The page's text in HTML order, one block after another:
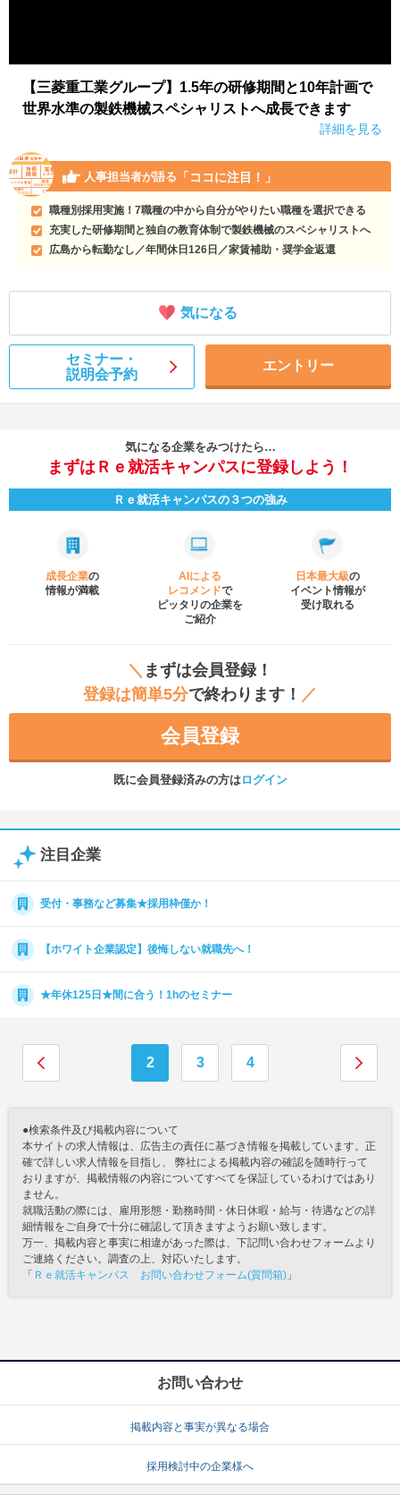
【三菱重工業グループ】1.5年の研修期間と10年計画で
世界水準の製鉄機械スペシャリストへ成長できます
詳細を見る
人事担当者が語る 「ココに注目！」
職種別採用実施！7職種の中から自分がやりたい職種を選択できる
充実した研修期間と独自の教育体制で製鉄機械のスペシャリストへ
広島から転勤なし／年間休日126日／家賃補助・奨学金返還
気になる
セミナー・
説明会予約
エントリー
気になる企業をみつけたら…
まずはＲｅ就活キャンパスに登録しよう！
Ｒｅ就活キャンパスの３つの強み
成長企業の
情報が満載
AIによる
レコメンドで
ピッタリの企業を
ご紹介
日本最大級の
イベント情報が
受け取れる
＼ まずは会員登録！
登録は簡単5分で終わります！ ／
会員登録
既に会員登録済みの方はログイン
注目企業
受付・事務など募集★採用枠僅か！
【ホワイト企業認定】後悔しない就職先へ！
★年休125日★間に合う！1hのセミナー
2 3 4
●検索条件及び掲載内容について
本サイトの求人情報は、広告主の責任に基づき情報を掲載しています。正
確で詳しい求人情報を目指し、 弊社による掲載内容の確認を随時行って
おりますが、掲載情報の内容についてすべてを保証しているわけではあり
ません。
就職活動の際には、雇用形態・勤務時間・休日休暇・給与・待遇などの詳
細情報をご自身で十分に確認して頂きますようお願い致します。
万一、掲載内容と事実に相違があった際は、下記問い合わせフォームより
ご連絡ください。調査の上、対応いたします。
「 Ｒｅ就活キャンパス お問い合わせフォーム(質問箱) 」
お問い合わせ
掲載内容と事実が異なる場合
採用検討中の企業様へ